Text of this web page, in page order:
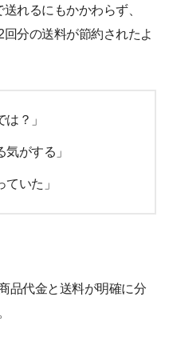
れるにもかかわらず、
分の送料が節約されたよ
？」
気がする」
ていた」
品代金と送料が明確に分